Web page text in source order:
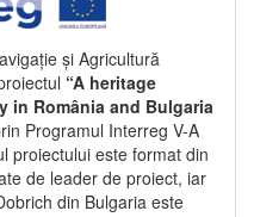
și Agricultură
“A heritage
in România and Bulgaria
Programul Interreg V-A
proiectului este format din
de leader de proiect, iar
din Bulgaria este